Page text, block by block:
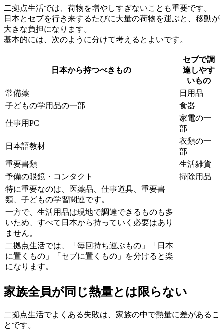
二拠点生活では、荷物を増やしすぎないことも重要です。
日本とセブを行き来するたびに大量の荷物を運ぶと、移動が
大きな負担になります。
基本的には、次のように分けて考えるとよいです。
日本から持つべきもの
セブで調
達しやす
いもの
常備薬
日用品
子どもの学用品の一部
食器
仕事用PC
家電の一
部
日本語教材
衣類の一
部
重要書類
生活雑貨
予備の眼鏡・コンタクト
掃除用品
特に重要なのは、医薬品、仕事道具、重要書
類、子どもの学習関連です。
一方で、生活用品は現地で調達できるものも多
いため、すべて日本から持っていく必要はあり
ません。
二拠点生活では、「毎回持ち運ぶもの」「日本
に置くもの」「セブに置くもの」を分けると楽
になります。
家族全員が同じ熱量とは限らない
二拠点生活でよくある失敗は、家族の中で熱量に差があるこ
とです。